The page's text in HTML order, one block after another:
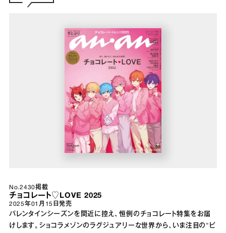
No.2430掲載
チョコレート♡LOVE 2025
2025年01月15日 発売
バレンタインシーズンを間近に控え、恒例のチョコレート特集をお届
けします。ショコラメゾンのラグジュアリーな世界から、いま注目の“ビ